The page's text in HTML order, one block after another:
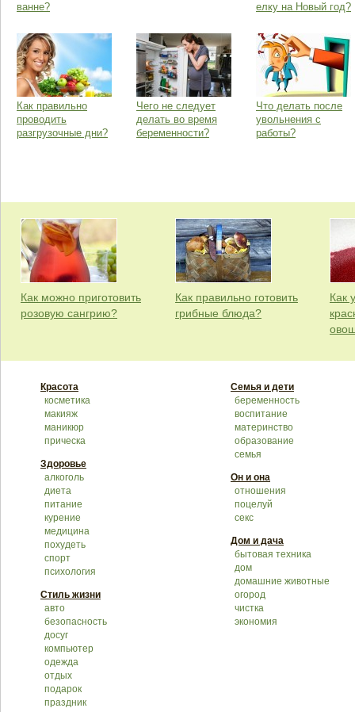
ванне?
елку на Новый год?
Как правильно
проводить
разгрузочные дни?
Чего не следует
делать во время
беременности?
Что делать после
увольнения с
работы?
Как можно приготовить
розовую сангрию?
Как правильно готовить
грибные блюда?
Как
Красота
косметика
макияж
маникюр
прическа
Здоровье
алкоголь
диета
питание
курение
медицина
похудеть
спорт
психология
Стиль жизни
авто
безопасность
досуг
компьютер
одежда
отдых
подарок
праздник
Семья и дети
беременность
воспитание
материнство
образование
семья
Он и она
отношения
поцелуй
секс
Дом и дача
бытовая техника
дом
домашние животные
огород
чистка
экономия